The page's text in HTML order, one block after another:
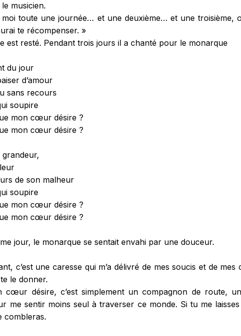
musicien.
toute une journée… et une deuxième… et une troisième,
te récompenser. »
est resté. Pendant trois jours il a chanté pour le monarque
du jour
d’amour
sans recours
soupire
mon cœur désire ?
mon cœur désire ?
de son malheur
soupire
mon cœur désire ?
mon cœur désire ?
jour, le monarque se sentait envahi par une douceur.
c’est une caresse qui m’a délivré de mes soucis et de mes
le donner.
désire, c’est simplement un compagnon de route,
me sentir moins seul à traverser ce monde. Si tu me
combleras.